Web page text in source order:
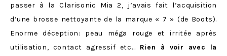
passer à la Clarisonic Mia 2, j’avais fait l’acquisition
d’une brosse nettoyante de la marque « 7 » (de Boots).
Enorme déception: peau méga rouge et irritée après
utilisation, contact agressif etc… Rien à voir avec la